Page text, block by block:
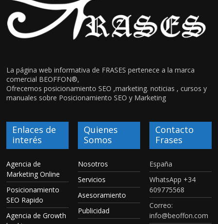
La página web informativa de FRASES pertenece a la marca
comercial BEOFFON®,
Ofrecemos posicionamiento SEO ,marketing. noticias , cursos y
manuales sobre Posicionamiento SEO y Marketing
Enlaces de
interés
Agencia de
Marketing Online
Posicionamiento
SEO Rapido
Agencia de Growth
Quienes
Somos
Nosotros
Servicios
Asesoramiento
Publicidad
Contacto
Frases
España
WhatsApp +34
609775568
Correo:
info@beoffon.com